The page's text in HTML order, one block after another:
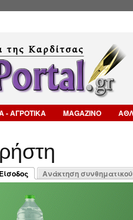
- ΑΓΡΟΤΙΚΑ MAGAZINO
Είσοδος
καρτέλα)
Ανάκτηση συνθηματικού